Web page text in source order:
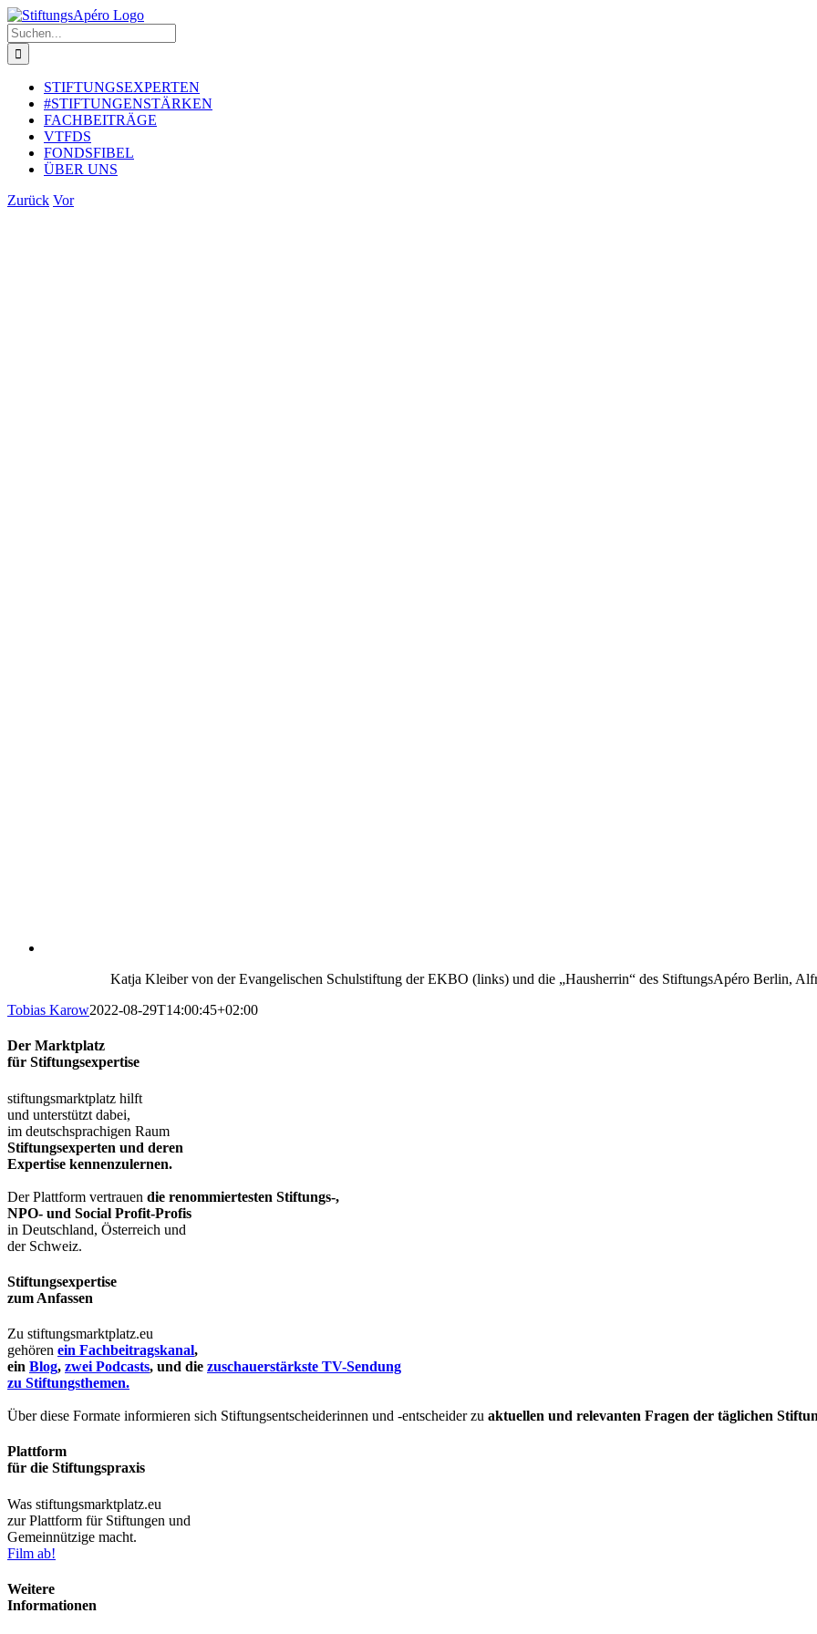
Zum
Inhalt
springen
Suche
nach:
STIFTUNGSEXPERTEN
#STIFTUNGENSTÄRKEN
FACHBEITRÄGE
VTFDS
FONDSFIBEL
ÜBER UNS
Zurück Vor
Katja Kleiber von der Evangelischen Schulstiftung der EKBO (links) und die „Hausherrin“ des StiftungsApéro Berlin,
Tobias Karow2022-08-29T14:00:45+02:00
Der Marktplatz
für Stiftungsexpertise
stiftungsmarktplatz hilft
und unterstützt dabei,
im deutschsprachigen Raum
Stiftungsexperten und deren
Expertise kennenzulernen.
Der Plattform vertrauen die renommiertesten Stiftungs-,
NPO- und Social Profit-Profis
in Deutschland, Österreich und
der Schweiz.
Stiftungsexpertise
zum Anfassen
Zu stiftungsmarktplatz.eu
gehören ein Fachbeitragskanal,
ein Blog, zwei Podcasts, und die zuschauerstärkste TV-Sendung
zu Stiftungsthemen.
Über diese Formate informieren sich Stiftungsentscheiderinnen und -entscheider zu aktuellen und relevanten Fragen der täglichen
Plattform
für die Stiftungspraxis
Was stiftungsmarktplatz.eu
zur Plattform für Stiftungen und
Gemeinnützige macht.
Film ab!
Weitere
Informationen